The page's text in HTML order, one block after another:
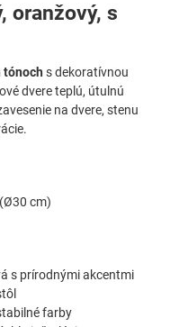
oranžový, s
tónoch s dekoratívnou
dvere teplú, útulnú
na dvere, stenu
cm)
s prírodnými akcentmi
farby